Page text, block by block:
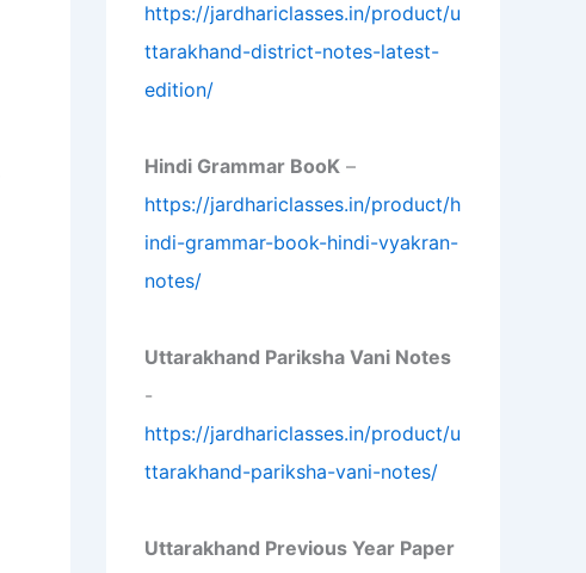
https://jardhariclasses.in/product/u
ttarakhand-district-notes-latest-
edition/
Hindi Grammar BooK –
https://jardhariclasses.in/product/h
indi-grammar-book-hindi-vyakran-
notes/
Uttarakhand Pariksha Vani Notes
-
https://jardhariclasses.in/product/u
ttarakhand-pariksha-vani-notes/
Uttarakhand Previous Year Paper